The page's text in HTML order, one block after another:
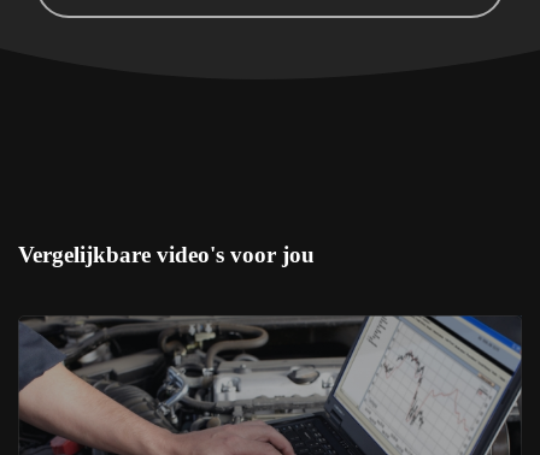
Vergelijkbare video's voor jou